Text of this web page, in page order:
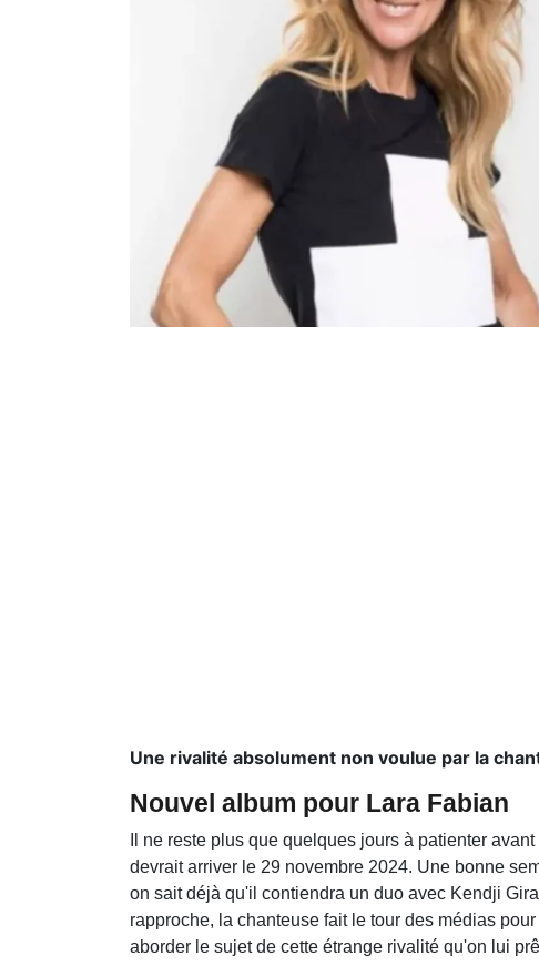
Une rivalité absolument non voulue par la
Nouvel album pour Lara Fabian
Il ne reste plus que quelques jours à patienter
devrait arriver le 29 novembre 2024. Une bonne
on sait déjà qu'il contiendra un duo avec Kendji
rapproche, la chanteuse fait le tour des médias
aborder le sujet de cette étrange rivalité qu'on lui